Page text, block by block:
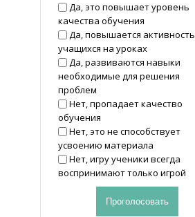
Да, это повышает уровень
качества обучения
Да, повышается активность
учащихся на уроках
Да, развиваются навыки
необходимые для решения
проблем
Нет, пропадает качество
обучения
Нет, это не способствует
усвоению материала
Нет, игру ученики всегда
воспринимают только игрой